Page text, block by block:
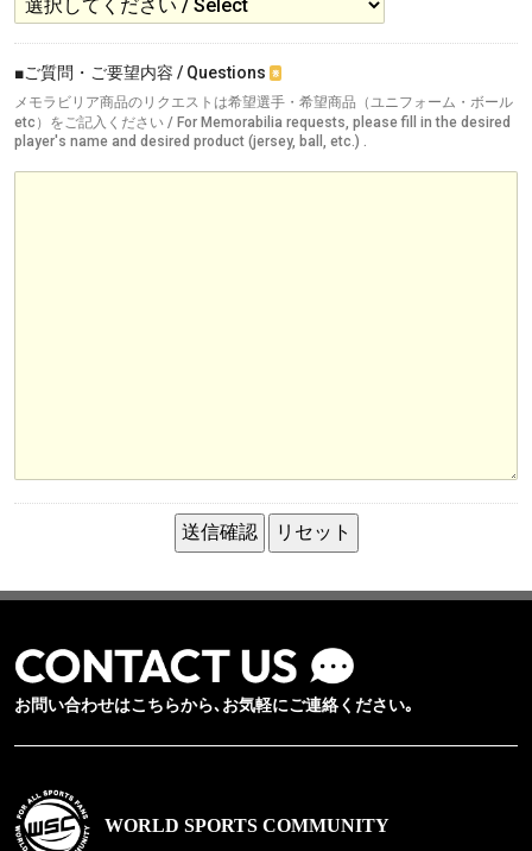
■ご質問・ご要望内容 / Questions ※
メモラビリア商品のリクエストは希望選手・希望商品（ユニフォーム・ボール
etc）をご記入ください / For Memorabilia requests, please fill in the desired
player's name and desired product (jersey, ball, etc.) .
お問い合わせはこちらから､お気軽にご連絡ください｡
WORLD SPORTS COMMUNITY